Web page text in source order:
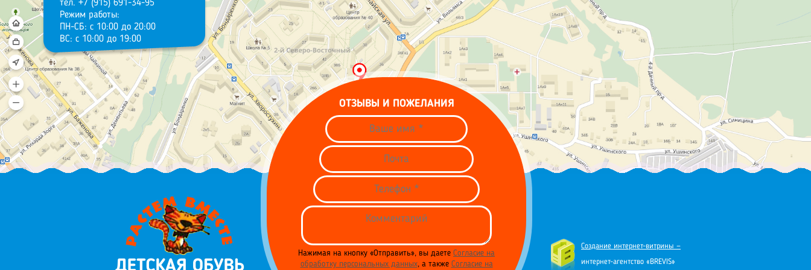
тел. +7 (915) 691-34-95
Режим работы:
ПН-СБ: с 10:00 до 20:00
ВС: с 10:00 до 19:00
Создание интернет-витрины —
интернет-агентство «BREVIS»
ОТЗЫВЫ И ПОЖЕЛАНИЯ
Нажимая на кнопку «Отправить», вы даете Согласие на
обработку персональных данных, а также Согласие на